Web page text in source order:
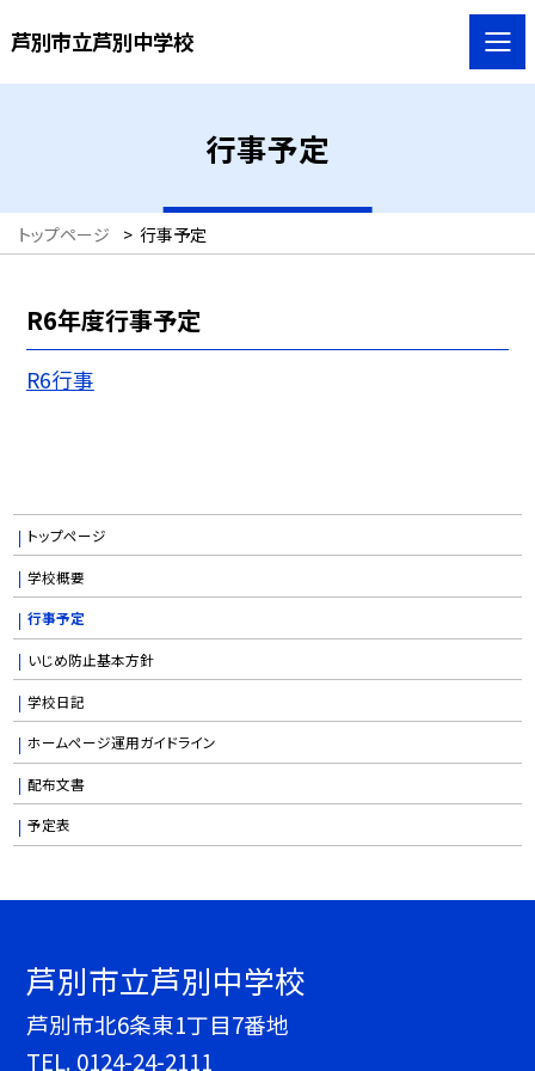
芦別市立芦別中学校
行事予定
トップページ > 行事予定
R6年度行事予定
R6行事
トップページ
学校概要
行事予定
いじめ防止基本方針
学校日記
ホームページ運用ガイドライン
配布文書
予定表
芦別市立芦別中学校
芦別市北6条東1丁目7番地
TEL. 0124-24-2111